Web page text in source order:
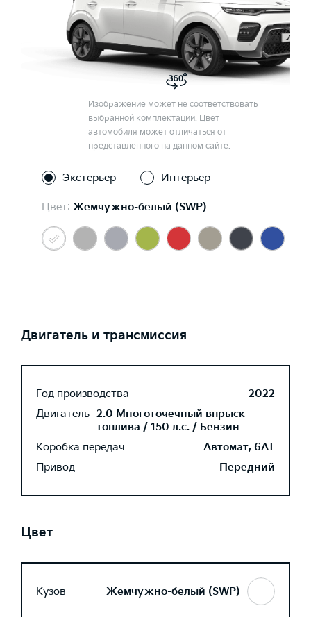
Изображение может не соответствовать
выбранной комплектации. Цвет
автомобиля может отличаться от
представленного на данном сайте.
Экстерьер Интерьер
Цвет: Жемчужно-белый (SWP)
Двигатель и трансмиссия
Год производства
2022
Двигатель 2.0 Многоточечный впрыск
топлива / 150 л.с. / Бензин
Коробка передач
Автомат, 6AT
Привод
Передний
Цвет
Кузов Жемчужно-белый (SWP)